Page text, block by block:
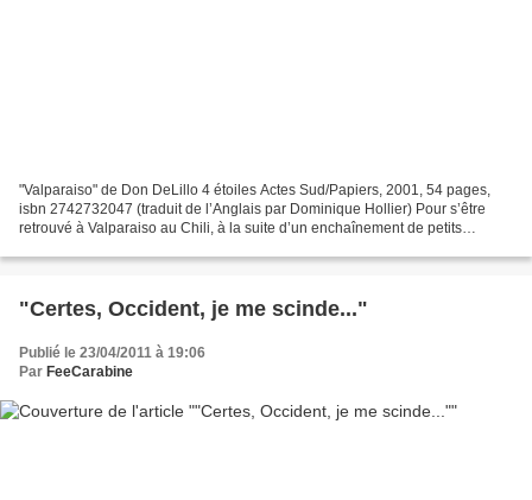
"Valparaiso" de Don DeLillo 4 étoiles Actes Sud/Papiers, 2001, 54 pages,
isbn 2742732047 (traduit de l’Anglais par Dominique Hollier) Pour s’être
retrouvé à Valparaiso au Chili, à la suite d’un enchaînement de petits
"Certes, Occident, je me scinde..."
Publié le 23/04/2011 à 19:06
Par FeeCarabine